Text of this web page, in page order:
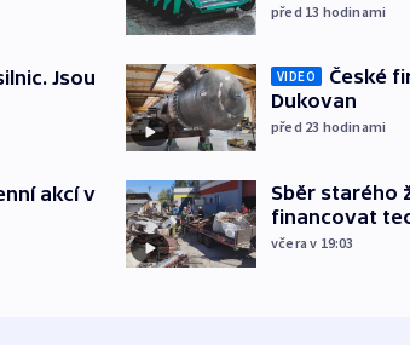
Jsou
akcí v
před 13 hodinami
VIDEO
České
Dukovan
před 23 hodinami
Sběr starého
financovat
včera v 19:03